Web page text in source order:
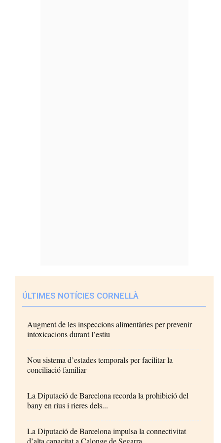
ÚLTIMES NOTÍCIES CORNELLÀ
Augment de les inspeccions alimentàries per prevenir
intoxicacions durant l’estiu
Nou sistema d’estades temporals per facilitar la
conciliació familiar
La Diputació de Barcelona recorda la prohibició del
bany en rius i rieres dels...
La Diputació de Barcelona impulsa la connectivitat
d’alta capacitat a Calonge de Segarra